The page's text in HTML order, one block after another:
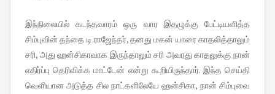
இந்நிலையில் கடந்தவாரம் ஒரு வார இதழுக்கு பேட்டியளித்த
சிம்புவின் தந்தை டி.ராஜேந்தர், தனது மகன் யாரை காதலித்தாலும்
சரி, அது ஹன்சிகாவாக இருந்தாலும் சரி அவரது காதலுக்கு நான்
எதிர்ப்பு தெரிவிக்க மாட்டேன் என்று கூறியிருந்தார். இந்த செய்தி
வெளியான அடுத்த சில நாட்களிலேயே ஹன்சிகா, நான் சிம்புவை